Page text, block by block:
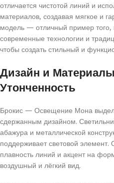
отличается чистотой линий и
материалов, создавая мягкое и
модель — отличный пример того,
современные технологии и
чтобы создать стильный и
Дизайн и
Утонченность
Брокис — Освещение Мона
сдержанным дизайном.
абажура и металлической
поддерживает световой
плавность линий и акцент на
воздушный и лёгкий вид.